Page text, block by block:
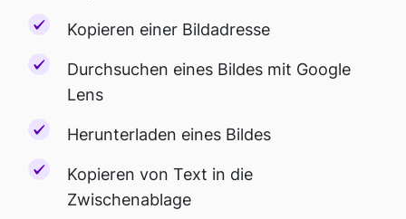
Kopieren einer Bildadresse
Durchsuchen eines Bildes mit Google
Lens
Herunterladen eines Bildes
Kopieren von Text in die
Zwischenablage